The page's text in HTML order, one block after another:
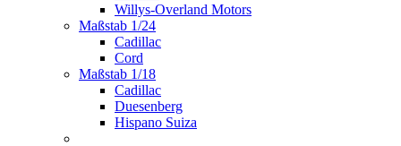
Willys-Overland Motors
Maßstab 1/24
Cadillac
Cord
Maßstab 1/18
Cadillac
Duesenberg
Hispano Suiza